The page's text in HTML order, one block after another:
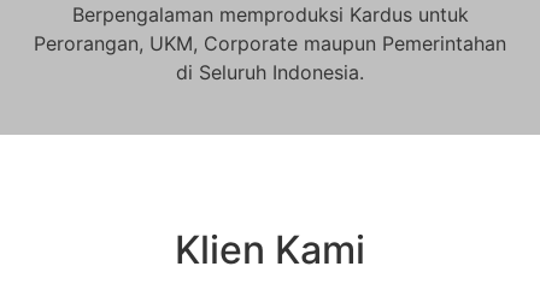
Berpengalaman memproduksi Kardus untuk
Perorangan, UKM, Corporate maupun Pemerintahan
di Seluruh Indonesia.
Klien Kami